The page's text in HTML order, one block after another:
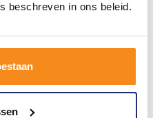
beschreven in ons beleid.